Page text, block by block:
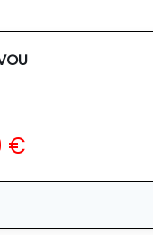
€